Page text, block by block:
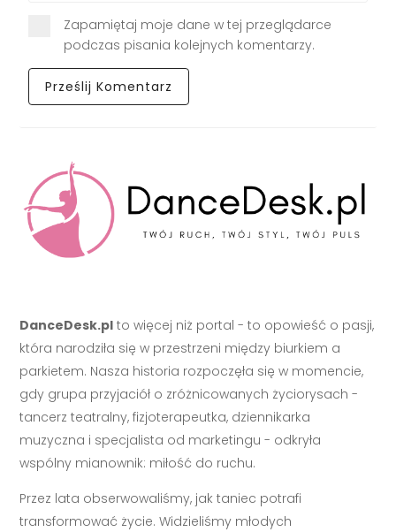
Zapamiętaj moje dane w tej przeglądarce
podczas pisania kolejnych komentarzy.
DanceDesk.pl to więcej niż portal - to opowieść o pasji,
która narodziła się w przestrzeni między biurkiem a
parkietem. Nasza historia rozpoczęła się w momencie,
gdy grupa przyjaciół o zróżnicowanych życiorysach -
tancerz teatralny, fizjoterapeutka, dziennikarka
muzyczna i specjalista od marketingu - odkryła
wspólny mianownik: miłość do ruchu.
Przez lata obserwowaliśmy, jak taniec potrafi
transformować życie. Widzieliśmy młodych